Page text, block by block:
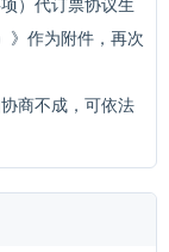
）代订票协议生
》作为附件，再次
商不成，可依法